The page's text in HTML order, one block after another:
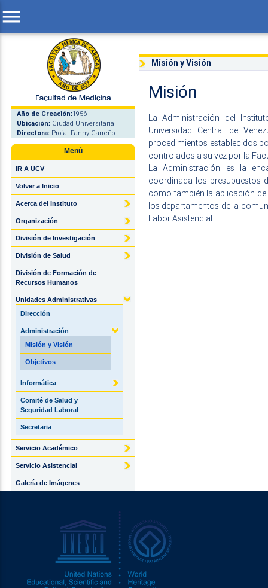
menu
Año de Creación:1956
Ubicación: Ciudad Universitaria
Directora: Profa. Fanny Carreño
Menú
iR A UCV
Volver a Inicio
Acerca del Instituto
Organización
División de Investigación
División de Salud
División de Formación de
Recursos Humanos
Unidades Administrativas
Dirección
Administración
Misión y Visión
Objetivos
Informática
Comité de Salud y
Seguridad Laboral
Secretaria
Servicio Académico
Servicio Asistencial
Galería de Imágenes
Misión y Visión
Misión
La Administración del
Universidad Central de
procedimientos establecidos
controlados a su vez por la
La Administración es la
coordinada los presupuestos
como también la aplicación
los departamentos de la
Labor Asistencial.